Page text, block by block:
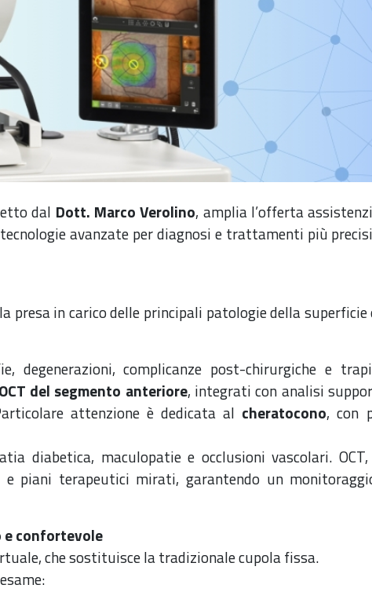
dal Dott. Marco Verolino, amplia l’offerta
avanzate per diagnosi e trattamenti più
presa in carico delle principali patologie della
degenerazioni, complicanze post-chirurgiche e
del segmento anteriore, integrati con analisi
attenzione è dedicata al cheratocono, con
diabetica, maculopatie e occlusioni vascolari.
piani terapeutici mirati, garantendo un
e confortevole
che sostituisce la tradizionale cupola fissa.